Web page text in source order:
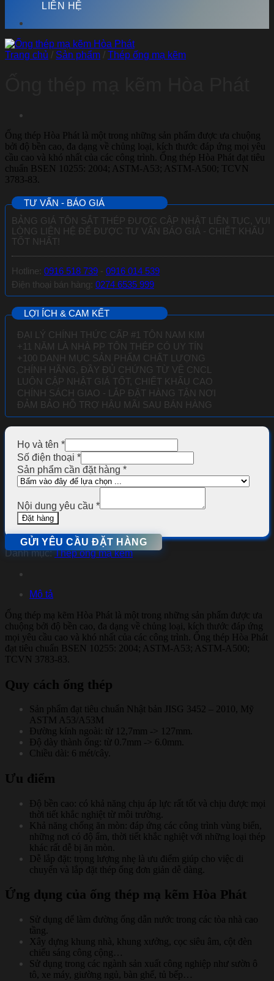
LIÊN HỆ
Trang chủ / Sản phẩm / Thép ống mạ kẽm
Ống thép Hòa Phát là một trong những sản phẩm được ưa chuộng
bởi độ bền cao, đa dạng về chủng loại, kích thước đáp ứng mọi yêu
cầu cao và khó nhất của các công trình. Ống thép Hòa Phát đạt tiêu
chuẩn BSEN 10255: 2004; ASTM-A53; ASTM-A500; TCVN
3783-83.
TƯ VẤN - BÁO GIÁ
BẢNG GIÁ TÔN SẮT THÉP ĐƯỢC CẬP NHẬT LIÊN TỤC, VUI
LÒNG LIÊN HỆ ĐỂ ĐƯỢC TƯ VẤN BÁO GIÁ - CHIẾT KHẤU
TỐT NHẤT!
Hotline: 0916 518 739 - 0916 014 539
Điện thoại bán hàng: 0274 6535 999
LỢI ÍCH & CAM KẾT
ĐẠI LÝ CHÍNH THỨC CẤP #1 TÔN NAM KIM
+11 NĂM LÀ NHÀ PP TÔN THÉP CÓ UY TÍN
+100 DANH MỤC SẢN PHẨM CHẤT LƯỢNG
CHÍNH HÃNG, ĐẦY ĐỦ CHỨNG TỪ VỀ CNCL
LUÔN CẬP NHẬT GIÁ TỐT, CHIẾT KHẤU CAO
CHÍNH SÁCH GIAO - LẮP ĐẶT HÀNG TẬN NƠI
ĐẢM BẢO HỖ TRỢ HẬU MÃI SAU BÁN HÀNG
Họ và tên *
Số điện thoại *
Sản phẩm cần đặt hàng *
Nội dung yêu cầu *
Đặt hàng
GỬI YÊU CẦU ĐẶT HÀNG
Danh mục:Thép ống mạ kẽm
Mô tả
Ống thép mạ kẽm Hòa Phát là một trong những sản phẩm được ưa
chuộng bởi độ bền cao, đa dạng về chủng loại, kích thước đáp ứng
mọi yêu cầu cao và khó nhất của các công trình. Ống thép Hòa Phát
đạt tiêu chuẩn BSEN 10255: 2004; ASTM-A53; ASTM-A500;
TCVN 3783-83.
Quy cách ống thép
Sản phẩm đạt tiêu chuẩn Nhật bản JISG 3452 – 2010, Mỹ
ASTM A53/A53M
Đường kính ngoài: từ 12,7mm -> 127mm.
Độ dày thành ống: từ 0.7mm -> 6.0mm.
Chiều dài: 6 mét/cây.
Ưu điểm
Độ bền cao: có khả năng chịu áp lực rất tốt và chịu được mọi
thời tiết khắc nghiệt từ môi trường.
Khả năng chống ăn mòn: đáp ứng các công trình vùng biển,
những nơi có độ ẩm, thời tiết khắc nghiệt với những loại thép
khác rất dễ bị ăn mòn.
Dễ lắp đặt: trọng lượng nhẹ là ưu điểm giúp cho việc di
chuyển và lắp đặt thép ống đơn giản dễ dàng.
Ứng dụng của ống thép mạ kẽm Hòa Phát
Sử dụng dể làm đường ống dẫn nước trong các tòa nhà cao
tầng.
Xây dựng khung nhà, khung xưởng, cọc siêu âm, cột đèn
chiếu sáng công cộng…
Sử dụng trong các ngành sản xuất công nghiệp như sườn ô
tô, xe máy, giường ngủ, bàn ghế, tủ bếp…